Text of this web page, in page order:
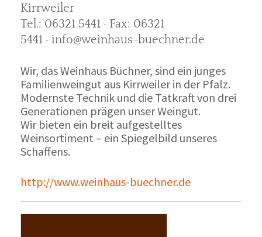
Kirrweiler
Tel.: 06321 5441 · Fax: 06321
5441 · info@weinhaus-buechner.de
Wir, das Weinhaus Büchner, sind ein junges
Familienweingut aus Kirrweiler in der Pfalz.
Modernste Technik und die Tatkraft von drei
Generationen prägen unser Weingut.
Wir bieten ein breit aufgestelltes
Weinsortiment – ein Spiegelbild unseres
Schaffens.
http://www.weinhaus-buechner.de